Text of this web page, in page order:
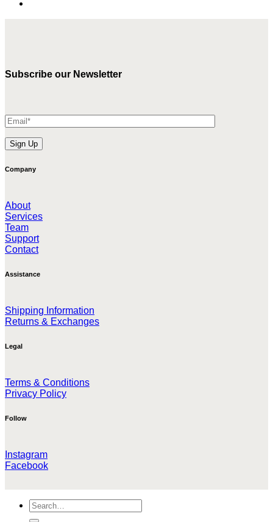
Subscribe our Newsletter
Company
About
Services
Team
Support
Contact
Assistance
Shipping Information
Returns & Exchanges
Legal
Terms & Conditions
Privacy Policy
Follow
Instagram
Facebook
Search
for: